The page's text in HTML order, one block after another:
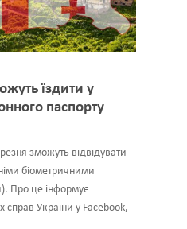
їздити у
паспорту
зможуть відвідувати
біометричними
Про це інформує
справ України у Facebook,